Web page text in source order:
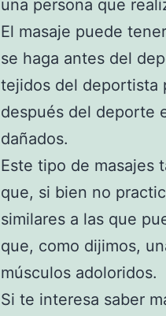
una persona que
El masaje puede
se haga antes del
tejidos del deportista
después del deporte
dañados.
Este tipo de masajes
que, si bien no
similares a las que
que, como dijimos,
músculos adoloridos.
Si te interesa saber